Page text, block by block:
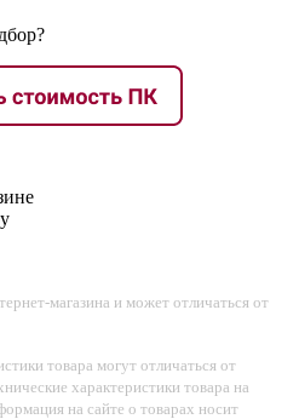
магазина и может отличаться от
товара могут отличаться от
характеристики товара на
на сайте о товарах носит